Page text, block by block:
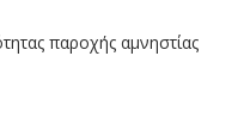
παροχής αμνηστίας